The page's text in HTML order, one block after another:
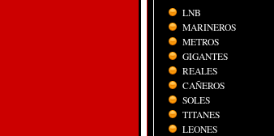
LNB
MARINEROS
METROS
GIGANTES
REALES
CAÑEROS
SOLES
TITANES
LEONES